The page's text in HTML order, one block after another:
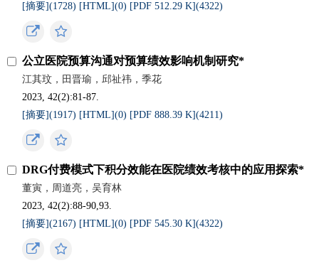
[摘要](1728) [HTML](0) [PDF 512.29 K](4322)
公立医院预算沟通对预算绩效影响机制研究*
江其玟，田晋瑜，邱祉祎，季花
2023, 42(2):81-87.
[摘要](1917) [HTML](0) [PDF 888.39 K](4211)
DRG付费模式下积分效能在医院绩效考核中的应用探索*
董寅，周道亮，吴育林
2023, 42(2):88-90,93.
[摘要](2167) [HTML](0) [PDF 545.30 K](4322)